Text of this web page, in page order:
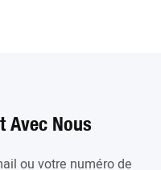
Avec Nous
ou votre numéro de